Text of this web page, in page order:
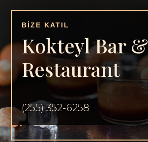
BİZE KATIL
Kokteyl Bar &
Restaurant
(255) 352-6258